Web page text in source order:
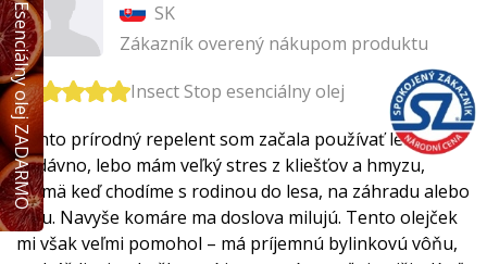
SK
Zákazník overený nákupom produktu
Insect Stop esenciálny olej
Tento prírodný repelent som začala používať len
nedávno, lebo mám veľký stres z kliešťov a hmyzu,
najmä keď chodíme s rodinou do lesa, na záhradu alebo
lúku. Navyše komáre ma doslova milujú. Tento olejček
mi však veľmi pomohol – má príjemnú bylinkovú vôňu,
Esenciálny olej ZADARMO